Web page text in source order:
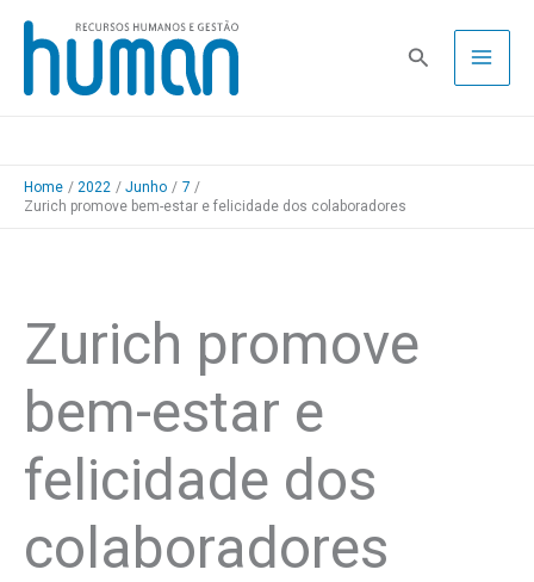
Skip
content
Pesquisa
Home 2022 Junho
7
Zurich promove bem-estar e felicidade dos colaboradores
Zurich promove
bem-estar e
felicidade dos
colaboradores